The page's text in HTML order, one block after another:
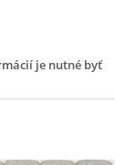
je nutné byť